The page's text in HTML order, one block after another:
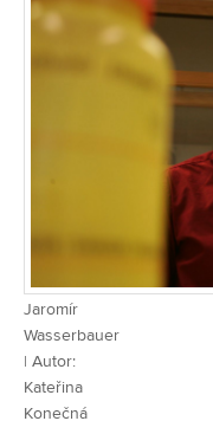
Jaromír
Wasserbauer
| Autor:
Kateřina
Konečná